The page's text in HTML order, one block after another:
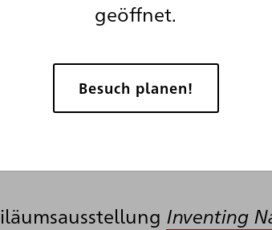
Inventing
geöffnet.
Besuch planen!